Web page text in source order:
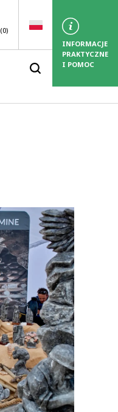
(LICZBA PRODUKTÓW:
0)
INFORMACJE
PRAKTYCZNE
I POMOC